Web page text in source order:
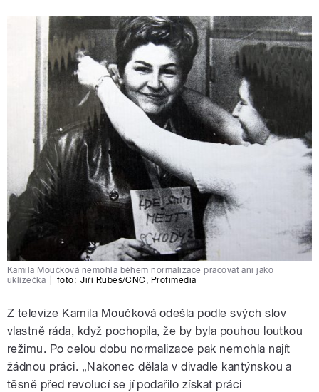
Kamila Moučková nemohla během normalizace pracovat ani jako
uklízečka
foto: Jiří Rubeš/CNC Profimedia
Z televize Kamila Moučková odešla podle svých slov
vlastně ráda, když pochopila, že by byla pouhou loutkou
režimu. Po celou dobu normalizace pak nemohla najít
žádnou práci. „Nakonec dělala v divadle kantýnskou a
těsně před revolucí se jí podařilo získat práci